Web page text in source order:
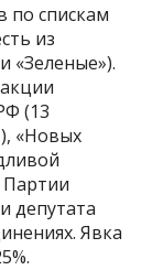
по спискам
из
«Зеленые»).
(13
«Новых
Партии
депутата
Явка